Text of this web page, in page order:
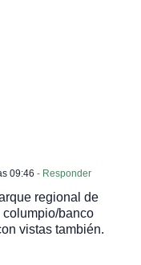
09:46 - Responder
regional de
columpio/banco
vistas también.